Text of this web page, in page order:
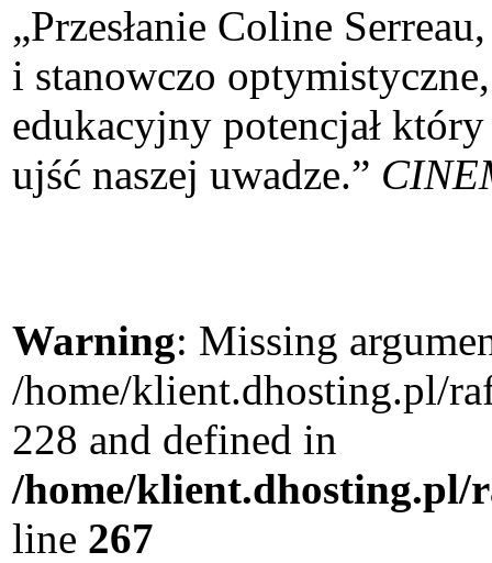
„Przesłanie Coline
i stanowczo
edukacyjny potencjał
ujść naszej uwadze.”
Warning: Missing
/home/klient.dhosting.pl/
228 and defined in
/home/klient.dhosting.pl/
line 267